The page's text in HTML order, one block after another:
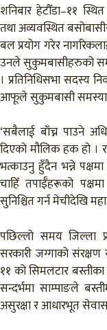
शनिबार हेटौँडा–११
तथा अव्यवस्थित
बल प्रयोग गरेर
उनले सुकुमबासीहरुको
। प्रतिनिधिसभा सदस्य
आफूले सुकुमबासी समस्या
‘सबैलाई बाँच्न पाउने
दिएको मौलिक हक हो
भत्काउनु हुँदैन भन्ने
चाहिँ तपाईँहरूको
सुनिश्चित गर्न मेचीदेखि
पछिल्लो समय जिल्ला
सरकारी जग्गाको
११ को सिमलटार
सन्दर्भमा साम्पाङले
असुरक्षा र आधारभूत